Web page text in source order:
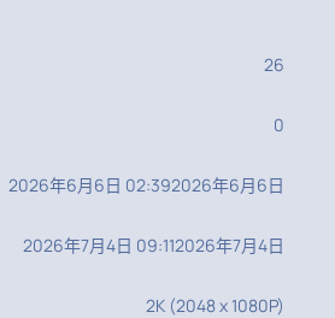
26
0
2026年6月6日 02:392026年6月6日
2026年7月4日 09:112026年7月4日
2K (2048 x 1080P)